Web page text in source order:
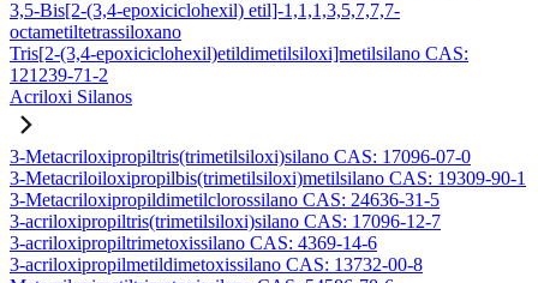
3,5-Bis[2-(3,4-epoxiciclohexil) etil]-1,1,1,3,5,7,7,7-
octametiltetrassiloxano
Tris[2-(3,4-epoxiciclohexil)etildimetilsiloxi]metilsilano CAS:
121239-71-2
Acriloxi Silanos
3-Metacriloxipropiltris(trimetilsiloxi)silano CAS: 17096-07-0
3-Metacriloiloxipropilbis(trimetilsiloxi)metilsilano CAS: 19309-90-1
3-Metacriloxipropildimetilclorossilano CAS: 24636-31-5
3-acriloxipropiltris(trimetilsiloxi)silano CAS: 17096-12-7
3-acriloxipropiltrimetoxissilano CAS: 4369-14-6
3-acriloxipropilmetildimetoxissilano CAS: 13732-00-8